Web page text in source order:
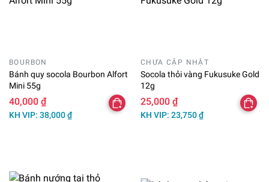
BOURBON
Bánh quy socola Bourbon Alfort
Mini 55g
40,000 ₫
KH VIP: 38,000 ₫
CHƯA CẬP NHẬT
Socola thỏi vàng Fukusuke Gold
12g
25,000 ₫
KH VIP: 23,750 ₫